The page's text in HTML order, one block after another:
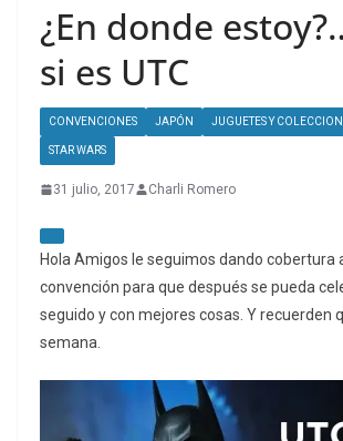
¿En donde
si es UTC
CONVENCIONES JAPÓN JUGUETES Y
STAR WARS
31 julio, 2017 Charli Romero
Hola Amigos le seguimos dando cobertura
convención para que después se pueda
seguido y con mejores cosas. Y recuerden
semana.